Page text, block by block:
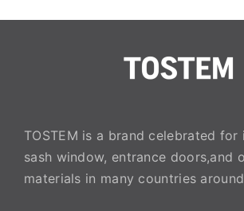
TOSTEM is a brand celebrated for
sash window, entrance doors,and
materials in many countries